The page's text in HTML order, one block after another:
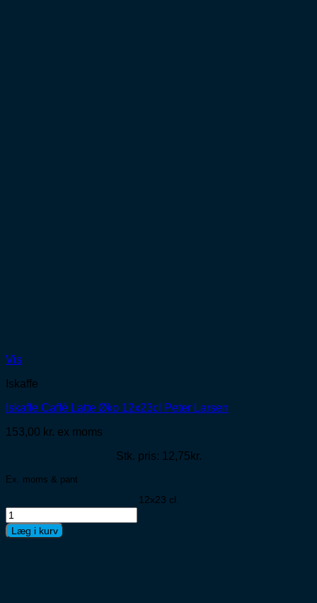
Vis
Iskaffe
Iskaffe Caffé Latte Øko 12x23cl Peter Larsen
153,00 kr. ex moms
Stk. pris: 12,75kr.
Ex. moms & pant
12x23 cl.
Iskaffe
Caffé
Latte
Læg i kurv